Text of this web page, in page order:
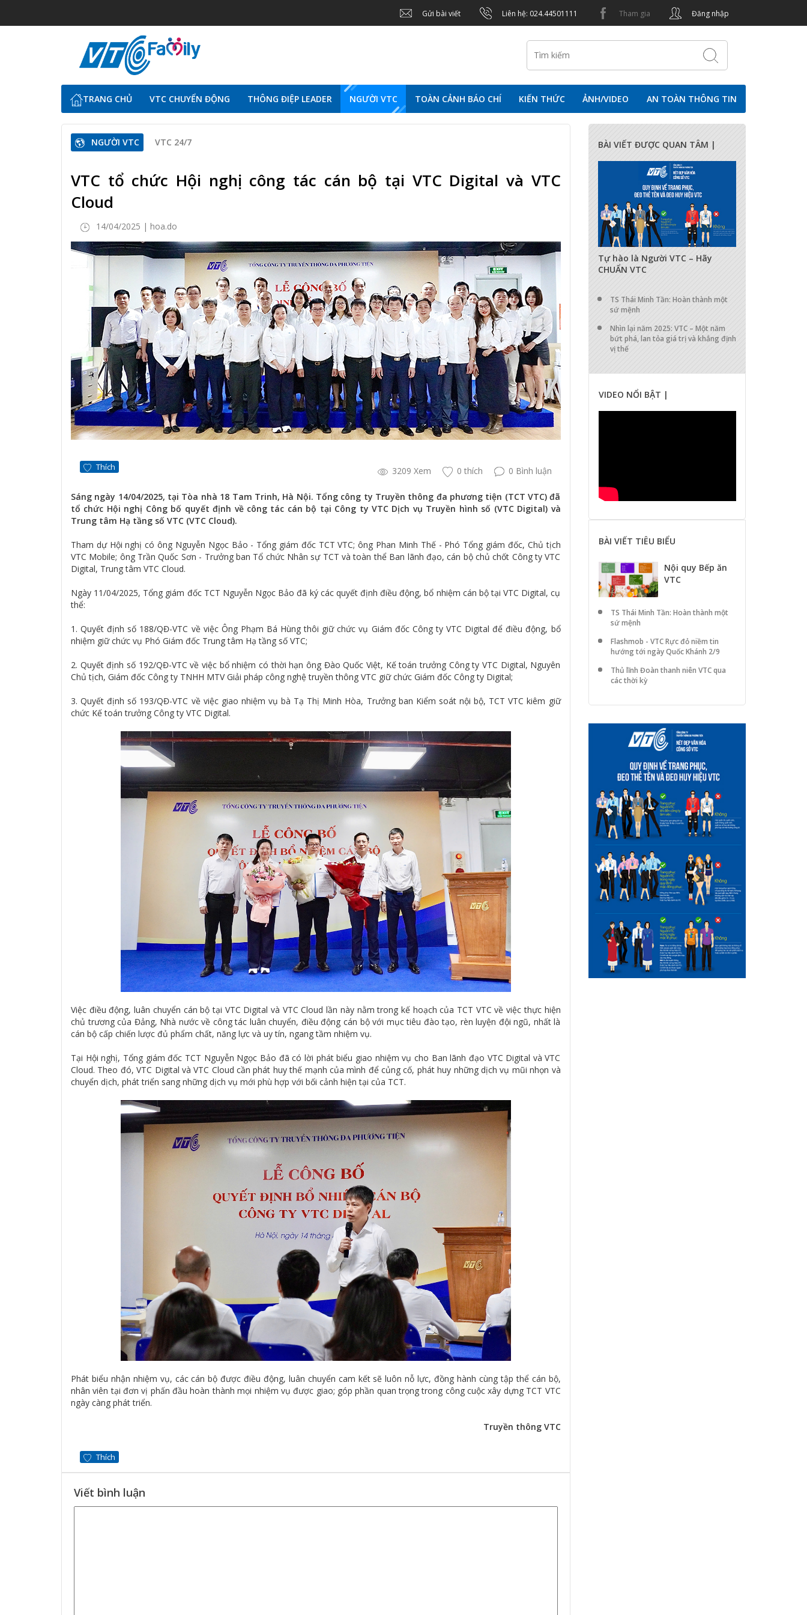
Gửi bài viết Liên hệ: 024.44501111 Tham gia Đăng nhập
TRANG CHỦ VTC CHUYỂN ĐỘNG THÔNG ĐIỆP LEADER NGƯỜI VTC TOÀN CẢNH BÁO CHÍ KIẾN THỨC ẢNH/VIDEO AN TOÀN THÔNG TIN
NGƯỜI VTC VTC 24/7
VTC tổ chức Hội nghị công tác cán bộ tại VTC Digital và VTC
Cloud
14/04/2025 | hoa.do
Thích 3209 Xem 0 thích 0 Bình luận
Sáng ngày 14/04/2025, tại Tòa nhà 18 Tam Trinh, Hà Nội. Tổng công ty Truyền thông đa phương tiện (TCT VTC) đã
tổ chức Hội nghị Công bố quyết định về công tác cán bộ tại Công ty VTC Dịch vụ Truyền hình số (VTC Digital) và
Trung tâm Hạ tầng số VTC (VTC Cloud).
Tham dự Hội nghị có ông Nguyễn Ngọc Bảo - Tổng giám đốc TCT VTC; ông Phan Minh Thế - Phó Tổng giám đốc, Chủ tịch
VTC Mobile; ông Trần Quốc Sơn - Trưởng ban Tổ chức Nhân sự TCT và toàn thể Ban lãnh đạo, cán bộ chủ chốt Công ty VTC
Digital, Trung tâm VTC Cloud.
Ngày 11/04/2025, Tổng giám đốc TCT Nguyễn Ngọc Bảo đã ký các quyết định điều động, bổ nhiệm cán bộ tại VTC Digital, cụ
thể:
1. Quyết định số 188/QĐ-VTC về việc Ông Phạm Bá Hùng thôi giữ chức vụ Giám đốc Công ty VTC Digital để điều động, bổ
nhiệm giữ chức vụ Phó Giám đốc Trung tâm Hạ tầng số VTC;
2. Quyết định số 192/QĐ-VTC về việc bổ nhiệm có thời hạn ông Đào Quốc Việt, Kế toán trưởng Công ty VTC Digital, Nguyên
Chủ tịch, Giám đốc Công ty TNHH MTV Giải pháp công nghệ truyền thông VTC giữ chức Giám đốc Công ty Digital;
3. Quyết định số 193/QĐ-VTC về việc giao nhiệm vụ bà Tạ Thị Minh Hòa, Trưởng ban Kiểm soát nội bộ, TCT VTC kiêm giữ
chức Kế toán trưởng Công ty VTC Digital.
Việc điều động, luân chuyển cán bộ tại VTC Digital và VTC Cloud lần này nằm trong kế hoạch của TCT VTC về việc thực hiện
chủ trương của Đảng, Nhà nước về công tác luân chuyển, điều động cán bộ với mục tiêu đào tạo, rèn luyện đội ngũ, nhất là
cán bộ cấp chiến lược đủ phẩm chất, năng lực và uy tín, ngang tầm nhiệm vụ.
Tại Hội nghị, Tổng giám đốc TCT Nguyễn Ngọc Bảo đã có lời phát biểu giao nhiệm vụ cho Ban lãnh đạo VTC Digital và VTC
Cloud. Theo đó, VTC Digital và VTC Cloud cần phát huy thế mạnh của mình để củng cố, phát huy những dịch vụ mũi nhọn và
chuyển dịch, phát triển sang những dịch vụ mới phù hợp với bối cảnh hiện tại của TCT.
Phát biểu nhận nhiệm vụ, các cán bộ được điều động, luân chuyển cam kết sẽ luôn nỗ lực, đồng hành cùng tập thể cán bộ,
nhân viên tại đơn vị phấn đầu hoàn thành mọi nhiệm vụ được giao; góp phần quan trọng trong công cuộc xây dựng TCT VTC
ngày càng phát triển.
Truyền thông VTC
Thích
Viết bình luận
BÀI VIẾT ĐƯỢC QUAN TÂM |
Tự hào là Người VTC – Hãy
CHUẨN VTC
TS Thái Minh Tần: Hoàn thành một
sứ mệnh
Nhìn lại năm 2025: VTC – Một năm
bứt phá, lan tỏa giá trị và khẳng định
vị thế
VIDEO NỔI BẬT |
BÀI VIẾT TIÊU BIỂU
Nội quy Bếp ăn
VTC
TS Thái Minh Tần: Hoàn thành một
sứ mệnh
Flashmob - VTC Rực đỏ niềm tin
hướng tới ngày Quốc Khánh 2/9
Thủ lĩnh Đoàn thanh niên VTC qua
các thời kỳ